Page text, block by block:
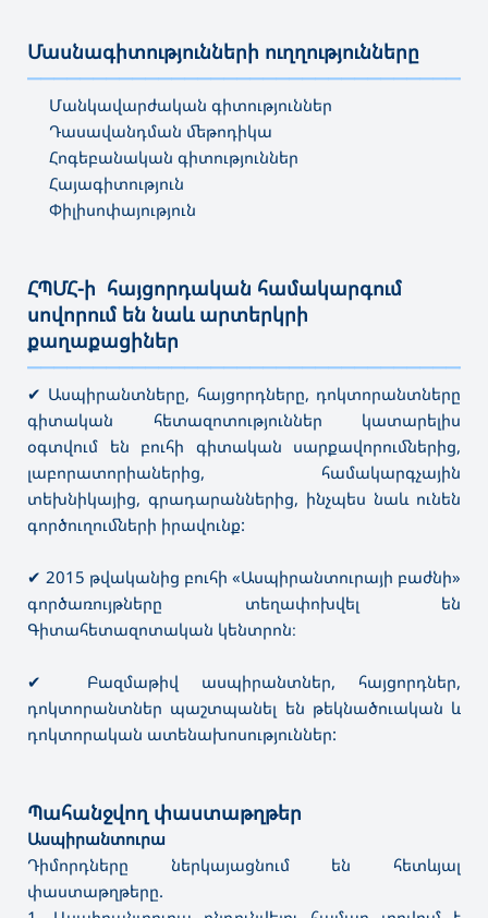
Մասնագիտությունների ուղղությունները
Մանկավարժական գիտություններ
Դասավանդման մեթոդիկա
Հոգեբանական գիտություններ
Հայագիտություն
Փիլիսոփայություն
ՀՊՄՀ-ի հայցորդական համակարգում
սովորում են նաև արտերկրի
քաղաքացիներ
✔ Ասպիրանտները, հայցորդները, դոկտորանտները
գիտական հետազոտություններ կատարելիս
օգտվում են բուհի գիտական սարքավորումներից,
լաբորատորիաներից, համակարգչային
տեխնիկայից, գրադարաններից, ինչպես նաև ունեն
գործուղումների իրավունք:
✔ 2015 թվականից բուհի «Ասպիրանտուրայի բաժնի»
գործառույթները տեղափոխվել են
Գիտահետազոտական կենտրոն։
✔ Բազմաթիվ ասպիրանտներ, հայցորդներ,
դոկտորանտներ պաշտպանել են թեկնածուական և
դոկտորական ատենախոսություններ:
Պահանջվող փաստաթղթեր
Ասպիրանտուրա
Դիմորդները ներկայացնում են հետևյալ
փաստաթղթերը.